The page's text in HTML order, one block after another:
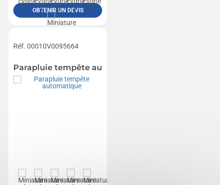
OBTENIR UN DEVIS
Réf. 00010V0095664
Parapluie tempête automatique